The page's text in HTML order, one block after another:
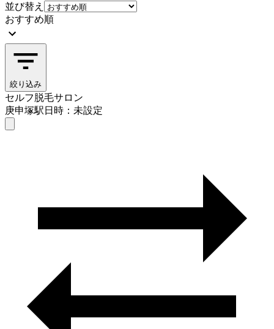
並び替え
おすすめ順
絞り込み
セルフ脱毛サロン
庚申塚駅日時：未設定